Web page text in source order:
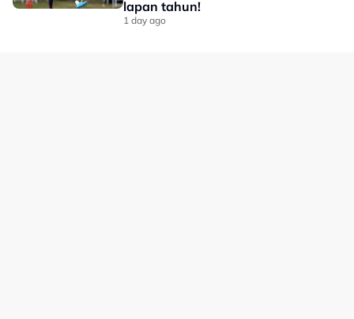
lapan tahun!
1 day ago